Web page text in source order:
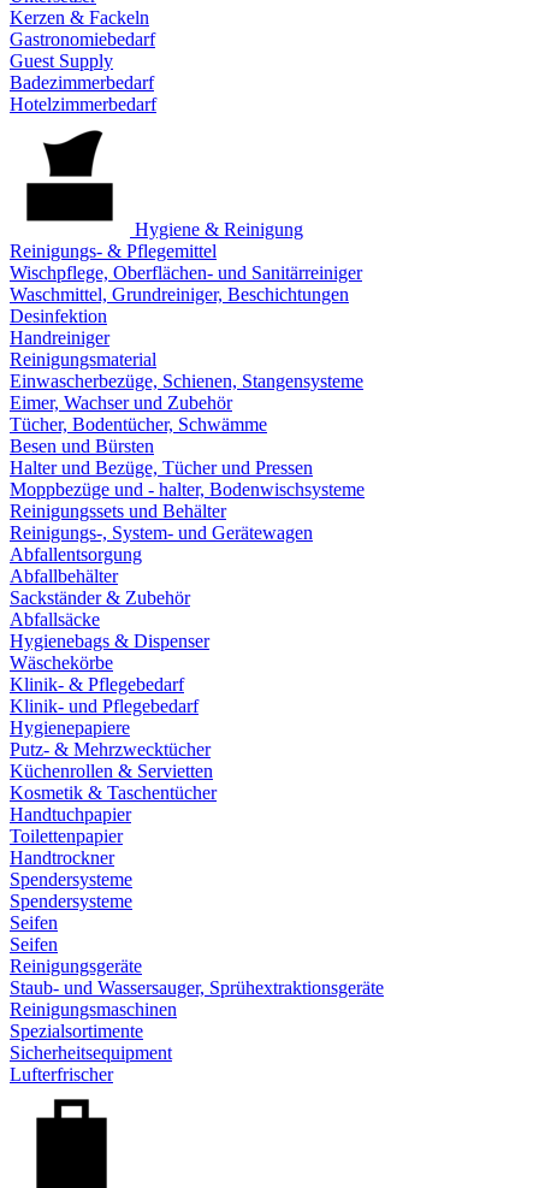
Kerzen & Fackeln
Gastronomiebedarf
Guest Supply
Badezimmerbedarf
Hotelzimmerbedarf
Hygiene & Reinigung
Reinigungs- & Pflegemittel
Wischpflege, Oberflächen- und Sanitärreiniger
Waschmittel, Grundreiniger, Beschichtungen
Desinfektion
Handreiniger
Reinigungsmaterial
Einwascherbezüge, Schienen, Stangensysteme
Eimer, Wachser und Zubehör
Tücher, Bodentücher, Schwämme
Besen und Bürsten
Halter und Bezüge, Tücher und Pressen
Moppbezüge und - halter, Bodenwischsysteme
Reinigungssets und Behälter
Reinigungs-, System- und Gerätewagen
Abfallentsorgung
Abfallbehälter
Sackständer & Zubehör
Abfallsäcke
Hygienebags & Dispenser
Wäschekörbe
Klinik- & Pflegebedarf
Klinik- und Pflegebedarf
Hygienepapiere
Putz- & Mehrzwecktücher
Küchenrollen & Servietten
Kosmetik & Taschentücher
Handtuchpapier
Toilettenpapier
Handtrockner
Spendersysteme
Spendersysteme
Seifen
Seifen
Reinigungsgeräte
Staub- und Wassersauger, Sprühextraktionsgeräte
Reinigungsmaschinen
Spezialsortimente
Sicherheitsequipment
Lufterfrischer